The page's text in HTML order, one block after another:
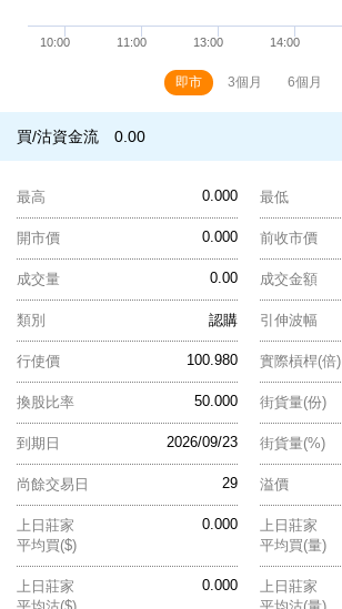
即市 3個月 6個月
買/沽資金流 0.00
0.000
最高 最低
0.000
開市價 前收市價
0.00
成交量 成交金額
認購
類別 引伸波幅
100.980
行使價 實際槓桿(倍)
50.000
換股比率 街貨量(份)
2026/09/23
到期日 街貨量(%)
29
尚餘交易日 溢價
0.000
上日莊家
平均買($)
上日莊家
平均買(量)
0.000
上日莊家
上日莊家